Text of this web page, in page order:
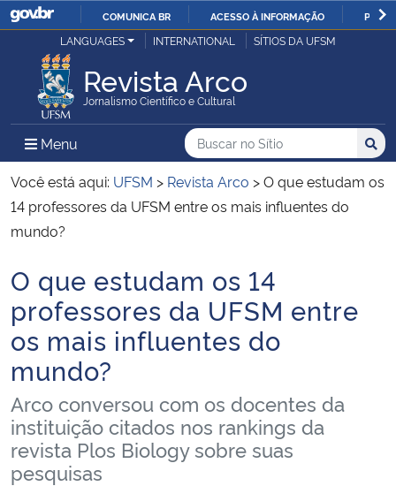
IR
O
COMUNICA BR ACESSO À INFORMAÇÃO
Ministério da Justiça e Segurança Pública
Ministério da Defesa
Ministério das Relações Exteriores
Ministério da Economia
Ministério da Infraestrutura
Ministério da Agricultura, Pecuária e Abastecimento
Ministério da Educação
Ministério da Cidadania
Ministério da Saúde
LANGUAGES INTERNATIONAL SÍTIOS DA UFSM
Revista Arco
Jornalismo Científico e Cultural
Menu Menu Principal do Sítio
Busca
Buscar no no Sítio
Busca:
Você está aqui: UFSM > Revista Arco >O que estudam os
14 professores da UFSM entre os mais influentes do
mundo?
Início do conteúdo
O que estudam os 14
professores da UFSM entre
os mais influentes do
mundo?
Arco conversou com os docentes da
instituição citados nos rankings da
revista Plos Biology sobre suas
pesquisas